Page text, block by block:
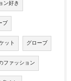
ン好き
ブ
ット グローブ
ファッション